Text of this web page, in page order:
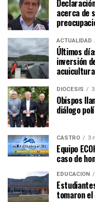
acerca de
ACTUALIDAD
Últimos
inversión
DIÓCESIS
Obispos
diálogo
CASTRO 3
Equipo
caso de
EDUCACIÓN
tomaron